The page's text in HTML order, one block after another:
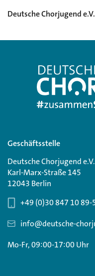
Deutsche Chorjugend e.V.
Geschäftsstelle
Deutsche Chorjugend e.V.
Karl-Marx-Straße 145
12043 Berlin
+49 (0)30 847 10 89-
info@deutsche-
Mo-Fr, 09:00-17:00 Uhr